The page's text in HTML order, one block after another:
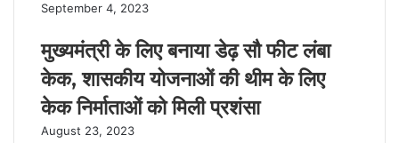
September 4, 2023
मुख्यमंत्री के लिए बनाया डेढ़ सौ फीट लंबा
केक, शासकीय योजनाओं की थीम के लिए
केक निर्माताओं को मिली प्रशंसा
August 23, 2023